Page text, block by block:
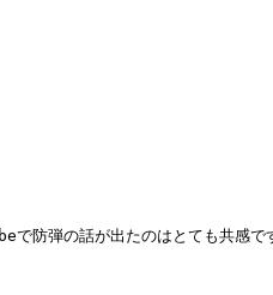
で防弾の話が出たのはとても共感